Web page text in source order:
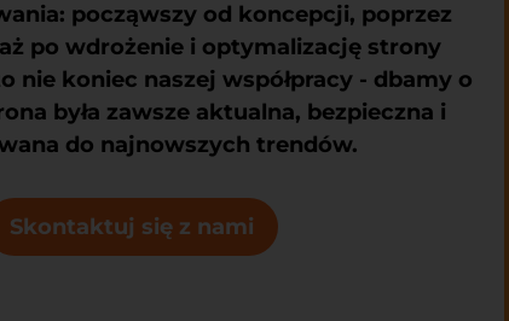
począwszy od koncepcji, poprzez
po wdrożenie i optymalizację strony
nie koniec naszej współpracy - dbamy o
była zawsze aktualna, bezpieczna i
do najnowszych trendów.
Skontaktuj się z nami